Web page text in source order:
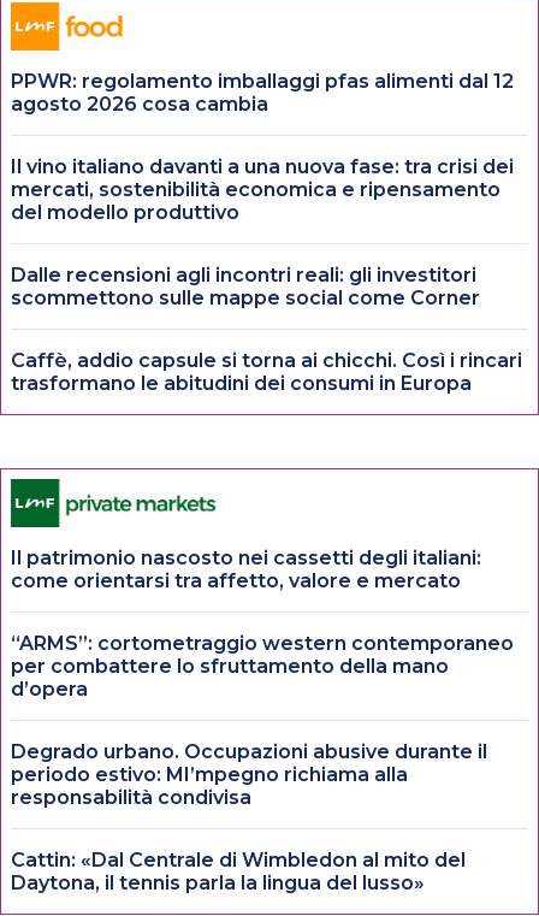
PPWR: regolamento imballaggi pfas alimenti dal 12
agosto 2026 cosa cambia
Il vino italiano davanti a una nuova fase: tra crisi dei
mercati, sostenibilità economica e ripensamento
del modello produttivo
Dalle recensioni agli incontri reali: gli investitori
scommettono sulle mappe social come Corner
Caffè, addio capsule si torna ai chicchi. Così i rincari
trasformano le abitudini dei consumi in Europa
Il patrimonio nascosto nei cassetti degli italiani:
come orientarsi tra affetto, valore e mercato
“ARMS”: cortometraggio western contemporaneo
per combattere lo sfruttamento della mano
d’opera
Degrado urbano. Occupazioni abusive durante il
periodo estivo: MI’mpegno richiama alla
responsabilità condivisa
Cattin: «Dal Centrale di Wimbledon al mito del
Daytona, il tennis parla la lingua del lusso»